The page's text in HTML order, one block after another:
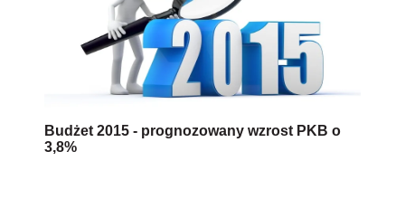
Budżet 2015 - prognozowany wzrost PKB o
3,8%